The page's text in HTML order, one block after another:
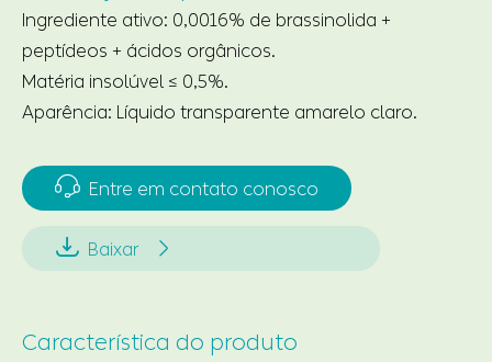
Ingrediente ativo: 0,0016% de brassinolida +
peptídeos + ácidos orgânicos.
Matéria insolúvel ≤ 0,5%.
Aparência: Líquido transparente amarelo claro.
 Entre em contato conosco
 Baixar 
Característica do produto